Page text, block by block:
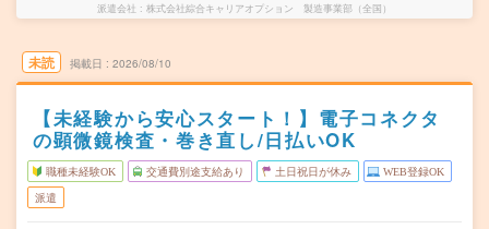
派遣会社 株式会社綜合キャリアオプション 製造事業部（全国）
未読 掲載日 2026/08/10
【未経験から安心スタート！】電子コネクタ
の顕微鏡検査・巻き直し/日払いOK
職種未経験OK 交通費別途支給あり 土日祝日が休み WEB登録OK
派遣